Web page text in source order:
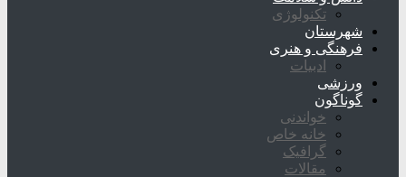
تکنولوژی
شهرستان
فرهنگی و هنری
ادبیات
ورزشی
گوناگون
خواندنی
خانه خاص
گرافیک
مقالات